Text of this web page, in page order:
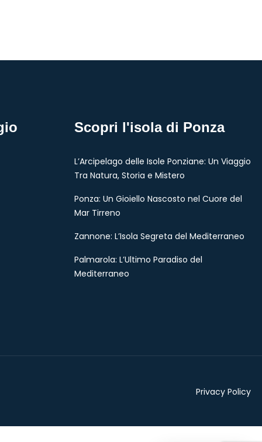
Scopri l'isola di Ponza
L’Arcipelago delle Isole Ponziane: Un Viaggio
Tra Natura, Storia e Mistero
Ponza: Un Gioiello Nascosto nel Cuore del
Mar Tirreno
Zannone: L’Isola Segreta del Mediterraneo
Palmarola: L’Ultimo Paradiso del
Mediterraneo
Privacy Policy